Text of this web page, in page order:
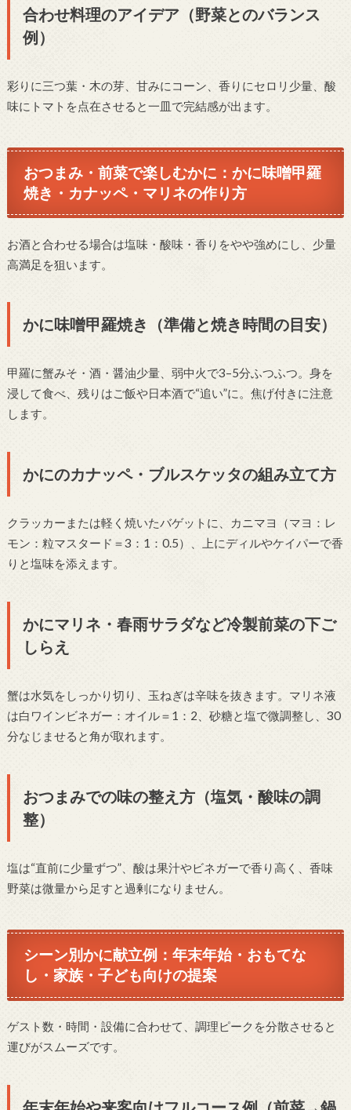
合わせ料理のアイデア（野菜とのバランス
例）
彩りに三つ葉・木の芽、甘みにコーン、香りにセロリ少量、酸
味にトマトを点在させると一皿で完結感が出ます。
おつまみ・前菜で楽しむかに：かに味噌甲羅
焼き・カナッペ・マリネの作り方
お酒と合わせる場合は塩味・酸味・香りをやや強めにし、少量
高満足を狙います。
かに味噌甲羅焼き（準備と焼き時間の目安）
甲羅に蟹みそ・酒・醤油少量、弱中火で3–5分ふつふつ。身を
浸して食べ、残りはご飯や日本酒で“追い”に。焦げ付きに注意
します。
かにのカナッペ・ブルスケッタの組み立て方
クラッカーまたは軽く焼いたバゲットに、カニマヨ（マヨ：レ
モン：粒マスタード＝3：1：0.5）、上にディルやケイパーで香
りと塩味を添えます。
かにマリネ・春雨サラダなど冷製前菜の下ご
しらえ
蟹は水気をしっかり切り、玉ねぎは辛味を抜きます。マリネ液
は白ワインビネガー：オイル＝1：2、砂糖と塩で微調整し、30
分なじませると角が取れます。
おつまみでの味の整え方（塩気・酸味の調
整）
塩は“直前に少量ずつ”、酸は果汁やビネガーで香り高く、香味
野菜は微量から足すと過剰になりません。
シーン別かに献立例：年末年始・おもてな
し・家族・子ども向けの提案
ゲスト数・時間・設備に合わせて、調理ピークを分散させると
運びがスムーズです。